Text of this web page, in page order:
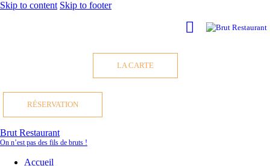
Skip to content Skip to footer
LA CARTE
RÉSERVATION
Brut Restaurant
On n’est pas des fils de bruts !
Accueil